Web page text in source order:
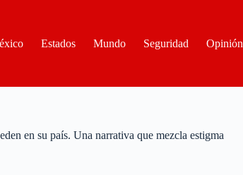
Estados Mundo Seguridad Opinión
en su país. Una narrativa que mezcla estigma